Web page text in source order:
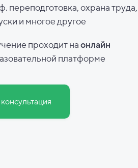
проходит наонлайн
платформе
переподготовка, охрана
и многое другое